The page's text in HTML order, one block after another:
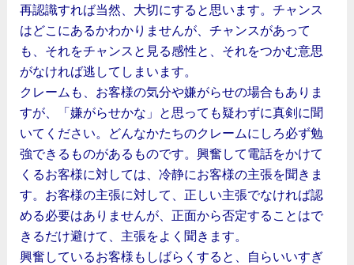
再認識すれば当然、大切にすると思います。チャンス
はどこにあるかわかりませんが、チャンスがあって
も、それをチャンスと見る感性と、それをつかむ意思
がなければ逃してしまいます。
クレームも、お客様の気分や嫌がらせの場合もありま
すが、「嫌がらせかな」と思っても疑わずに真剣に聞
いてください。どんなかたちのクレームにしろ必ず勉
強できるものがあるものです。興奮して電話をかけて
くるお客様に対しては、冷静にお客様の主張を聞きま
す。お客様の主張に対して、正しい主張でなければ認
める必要はありませんが、正面から否定することはで
きるだけ避けて、主張をよく聞きます。
興奮しているお客様もしばらくすると、自らいいすぎ